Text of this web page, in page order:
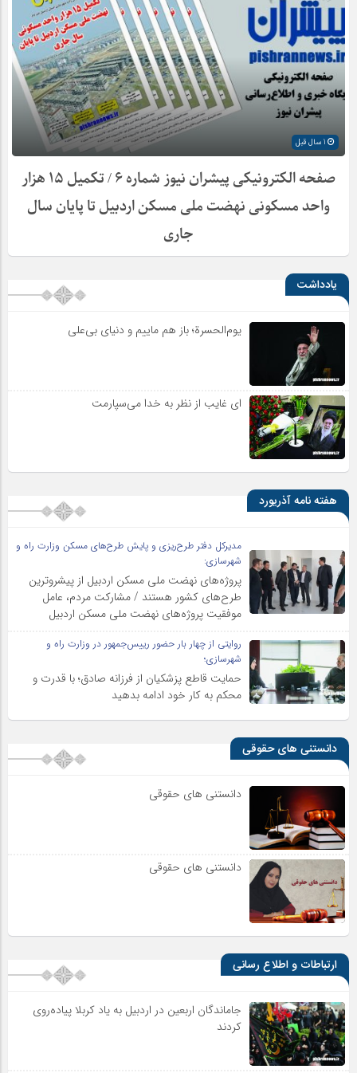
صفحه الکترونیکی پیشران نیوز شماره ۶ / تکمیل ۱۵ هزار
واحد مسکونی نهضت ملی مسکن اردبیل تا پایان سال
جاری
یادداشت
یوم‌الحسرة؛ باز هم ماییم و دنیای بی‌علی
ای غایب از نظر به خدا می‌سپارمت
هفته نامه آذریورد
مدیرکل دفتر طرح‌ریزی و پایش طرح‌های مسکن وزارت راه و
شهرسازی:
پروژه‌های نهضت ملی مسکن اردبیل از پیشروترین
طرح‌های کشور هستند / مشارکت مردم، عامل
موفقیت پروژه‌های نهضت ملی مسکن اردبیل
روایتی از چهار بار حضور رییس‌جمهور در وزارت راه و
شهرسازی؛
حمایت قاطع پزشکیان از فرزانه صادق؛ با قدرت و
محکم به کار خود ادامه بدهید
دانستنی های حقوقی
دانستنی های حقوقی
دانستنی های حقوقی
ارتباطات و اطلاع رسانی
جاماندگان اربعین در اردبیل به یاد کربلا پیاده‌روی
کردند